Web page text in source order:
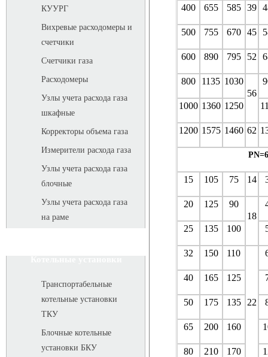
КУУРГ
Вихревые расходомеры и
счетчики
Счетчики газа
Расходомеры
Узлы учета расхода газа
шкафные
Корректоры объема газа
Измерители расхода газа
Узлы учета расхода газа
блочные
Узлы учета расхода газа
на раме
Транспортабельные
котельные установки
ТКУ
Блочные котельные
установки БКУ
400 655 585 39
500 755 670 45
600 890 795 52
800 1135 1030
56
1000 1360 1250
1200 1575 1460 62
15 105 75 14
20 125
90
18
25 135 100
32 150 110
22
40 165 125
50 175 135
65 200 160
80 210 170